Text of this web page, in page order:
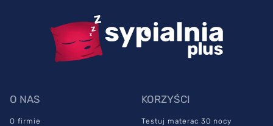
O NAS
O firmie
KORZYŚCI
Testuj materac 30 nocy